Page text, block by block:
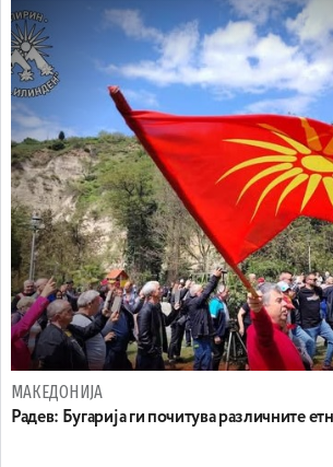
МАКЕДОНИЈА
Радев: Бугарија ги почитува различните